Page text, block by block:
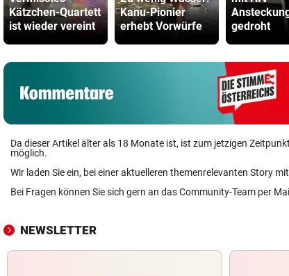
Kätzchen-Quartett
ist wieder vereint
Kanu-Pionier
erhebt Vorwürfe
gedroht
Da dieser Artikel älter als 18 Monate ist, ist zum jetzigen
möglich.
Wir laden Sie ein, bei einer aktuelleren themenrelevanten Story
Bei Fragen können Sie sich gern an das Community-Team per
NEWSLETTER